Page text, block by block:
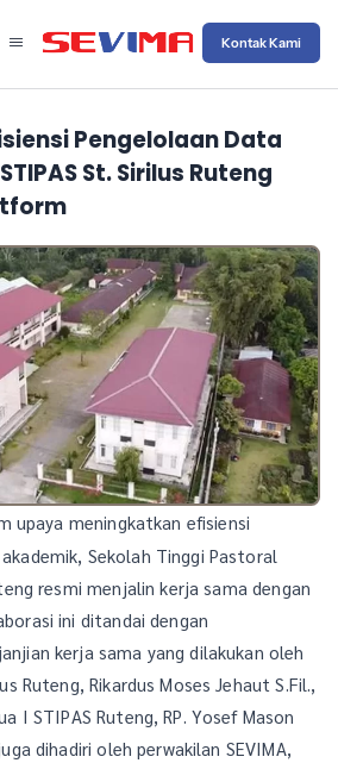
Kontak Kami
Pengelolaan Data
St. Sirilus Ruteng
upaya meningkatkan efisiensi
Sekolah Tinggi Pastoral
resmi menjalin kerja sama dengan
ini ditandai dengan
kerja sama yang dilakukan oleh
Ruteng, Rikardus Moses Jehaut S.Fil.,
I STIPAS Ruteng, RP. Yosef Mason
dihadiri oleh perwakilan SEVIMA,